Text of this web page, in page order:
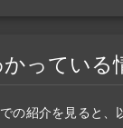
っている
の紹介を見ると